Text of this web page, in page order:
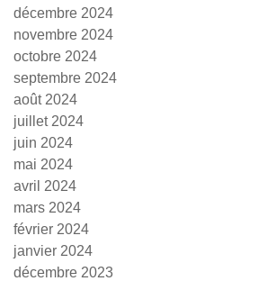
décembre 2024
novembre 2024
octobre 2024
septembre 2024
août 2024
juillet 2024
juin 2024
mai 2024
avril 2024
mars 2024
février 2024
janvier 2024
décembre 2023